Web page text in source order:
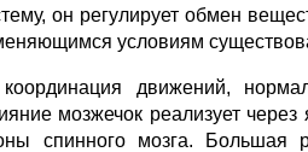
он регулирует обмен
условиям
движений,
мозжечок реализует
спинного мозга. Большая